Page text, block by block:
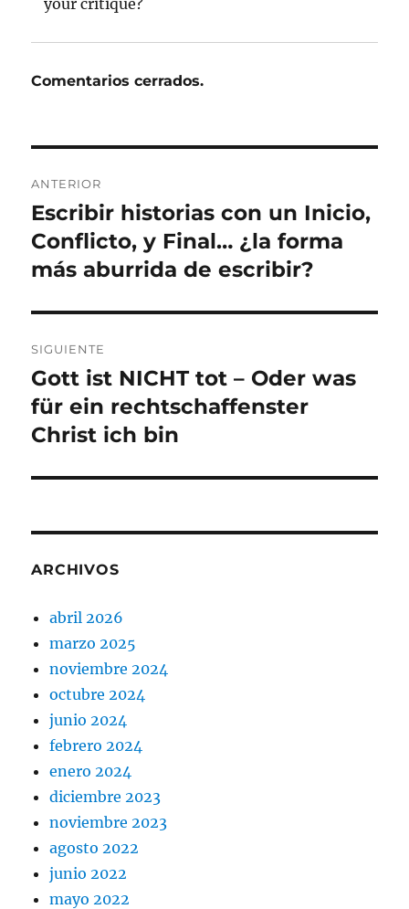
Comentarios cerrados.
de
entradas
ANTERIOR
Entrada
anterior:
Escribir historias con un Inicio,
Conflicto, y Final… ¿la forma
más aburrida de escribir?
SIGUIENTE
Entrada
siguiente:
Gott ist NICHT tot – Oder was
für ein rechtschaffenster
Christ ich bin
ARCHIVOS
abril 2026
marzo 2025
noviembre 2024
octubre 2024
junio 2024
febrero 2024
enero 2024
diciembre 2023
noviembre 2023
agosto 2022
junio 2022
mayo 2022